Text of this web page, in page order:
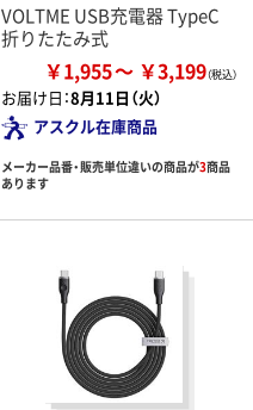
VOLTME USB充電器 TypeC
折りたたみ式
￥1,955 ￥3,199
お届け日：8月11日（火）
アスクル在庫商品
メーカー品番・販売単位違いの商品が3商品
あります